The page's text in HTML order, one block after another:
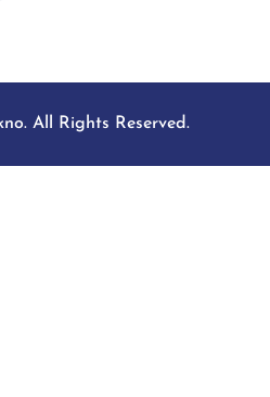
All Rights Reserved.